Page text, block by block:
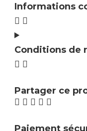
Informations
Conditions de
Partager ce
Paiement